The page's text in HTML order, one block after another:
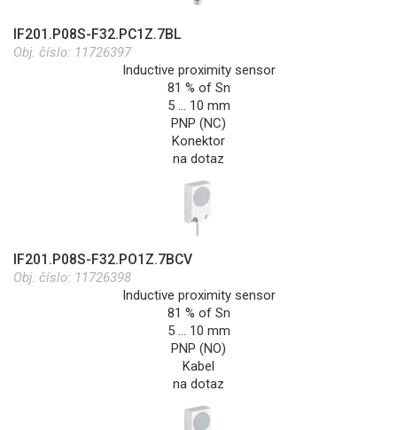
IF201.P08S-F32.PC1Z.7BL
Obj. číslo: 11726397
Inductive proximity sensor
81 % of Sn
5 … 10 mm
PNP (NC)
Konektor
na dotaz
IF201.P08S-F32.PO1Z.7BCV
Obj. číslo: 11726398
Inductive proximity sensor
81 % of Sn
5 … 10 mm
PNP (NO)
Kabel
na dotaz